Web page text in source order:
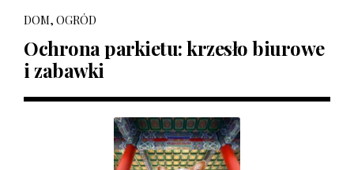
DOM, OGRÓD
Ochrona parkietu: krzesło biurowe
i zabawki